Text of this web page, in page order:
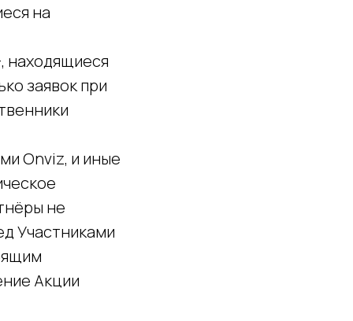
на
находящиеся
заявок при
Onviz, и иные
не
Участниками
Акции